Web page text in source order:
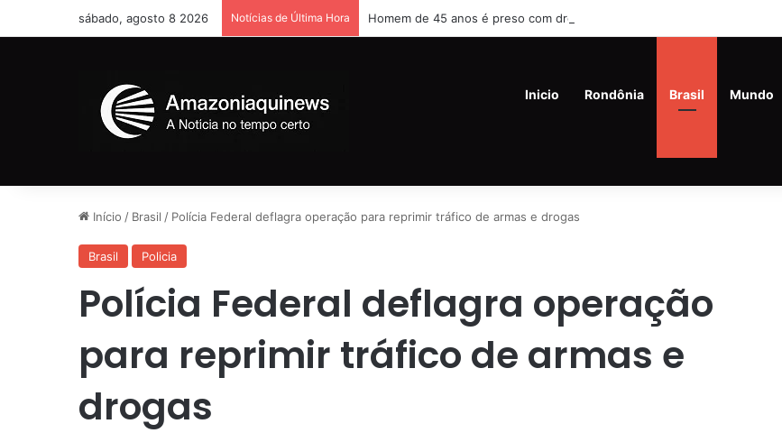
sábado, agosto 8 2026 Notícias de Última Hora Homem de 45 anos é preso com drogas e revólver na Vila Princesa
Inicio Rondônia Brasil Mundo
Início / Brasil / Polícia Federal deflagra operação para reprimir tráfico de armas e drogas
Brasil Policia
Polícia Federal deflagra operação
para reprimir tráfico de armas e
drogas